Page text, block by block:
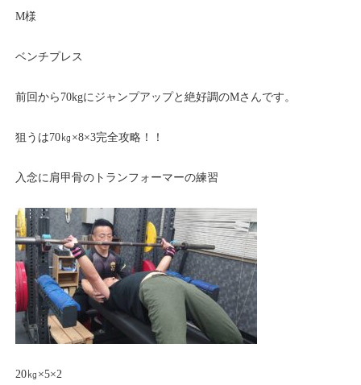
M様
ベンチプレス
前回から70kgにジャンプアップと絶好調のMさんです。
狙うは70㎏×8×3完全攻略！！
入念に肩甲骨のトランフォーマーの練習
20㎏×5×2